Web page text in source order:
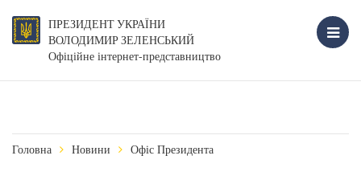
ПРЕЗИДЕНТ УКРАЇНИ
ВОЛОДИМИР ЗЕЛЕНСЬКИЙ
Офіційне інтернет-представництво
Головна Новини Офіс Президента